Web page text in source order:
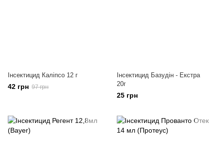
Інсектицид Каліпсо 12 г
42 грн 97 грн
Інсектицид Базудін - Екстра
20г
25 грн